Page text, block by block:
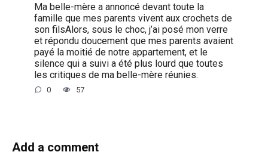
Ma belle-mère a annoncé devant toute la
famille que mes parents vivent aux crochets de
son filsAlors, sous le choc, j’ai posé mon verre
et répondu doucement que mes parents avaient
payé la moitié de notre appartement, et le
silence qui a suivi a été plus lourd que toutes
les critiques de ma belle-mère réunies.
0 57
Add a comment